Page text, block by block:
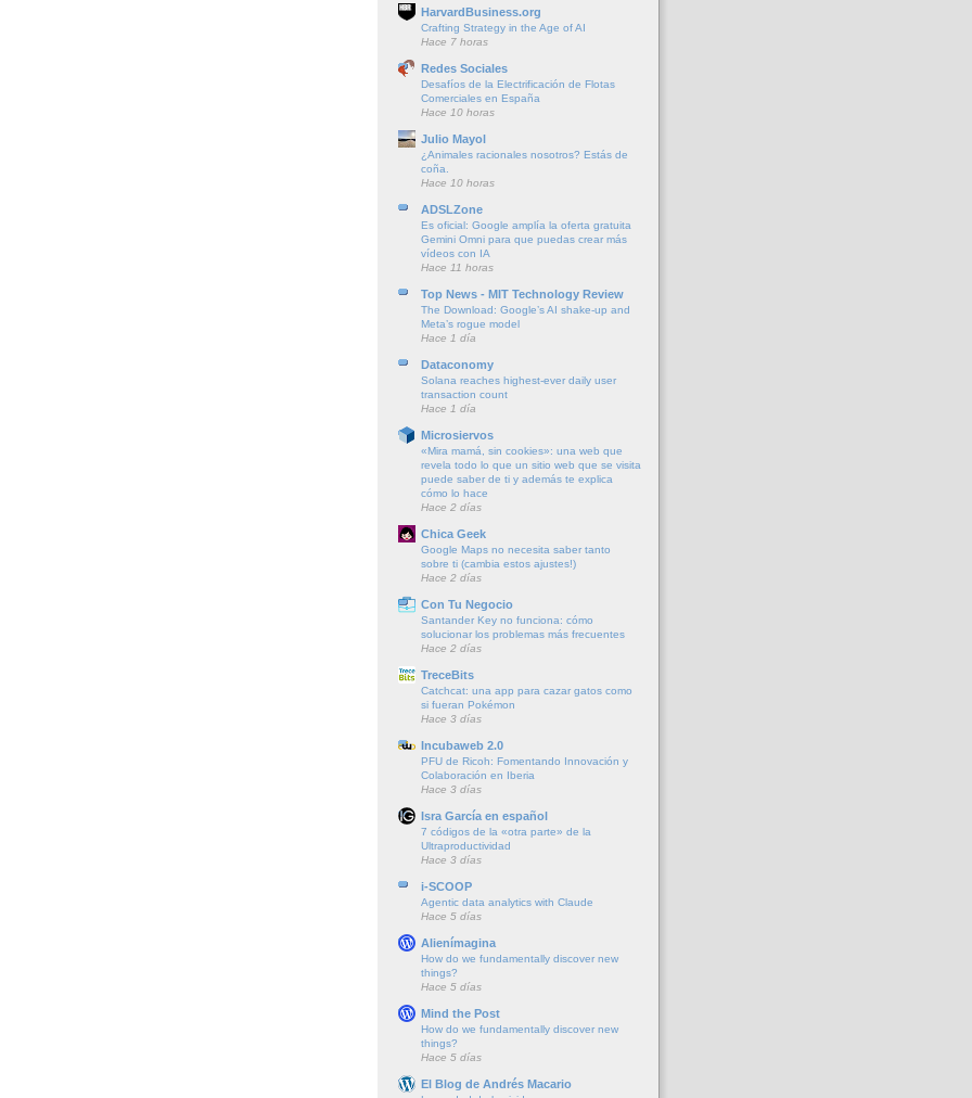
HarvardBusiness.org
Crafting Strategy in the Age of AI
Hace 7 horas
Redes Sociales
Desafíos de la Electrificación de Flotas
Comerciales en España
Hace 10 horas
Julio Mayol
¿Animales racionales nosotros? Estás de
coña.
Hace 10 horas
ADSLZone
Es oficial: Google amplía la oferta gratuita
Gemini Omni para que puedas crear más
vídeos con IA
Hace 11 horas
Top News - MIT Technology Review
The Download: Google’s AI shake-up and
Meta’s rogue model
Hace 1 día
Dataconomy
Solana reaches highest-ever daily user
transaction count
Hace 1 día
Microsiervos
«Mira mamá, sin cookies»: una web que
revela todo lo que un sitio web que se visita
puede saber de ti y además te explica
cómo lo hace
Hace 2 días
Chica Geek
Google Maps no necesita saber tanto
sobre ti (cambia estos ajustes!)
Hace 2 días
Con Tu Negocio
Santander Key no funciona: cómo
solucionar los problemas más frecuentes
Hace 2 días
TreceBits
Catchcat: una app para cazar gatos como
si fueran Pokémon
Hace 3 días
Incubaweb 2.0
PFU de Ricoh: Fomentando Innovación y
Colaboración en Iberia
Hace 3 días
Isra García en español
7 códigos de la «otra parte» de la
Ultraproductividad
Hace 3 días
i-SCOOP
Agentic data analytics with Claude
Hace 5 días
Alienímagina
How do we fundamentally discover new
things?
Hace 5 días
Mind the Post
How do we fundamentally discover new
things?
Hace 5 días
El Blog de Andrés Macario